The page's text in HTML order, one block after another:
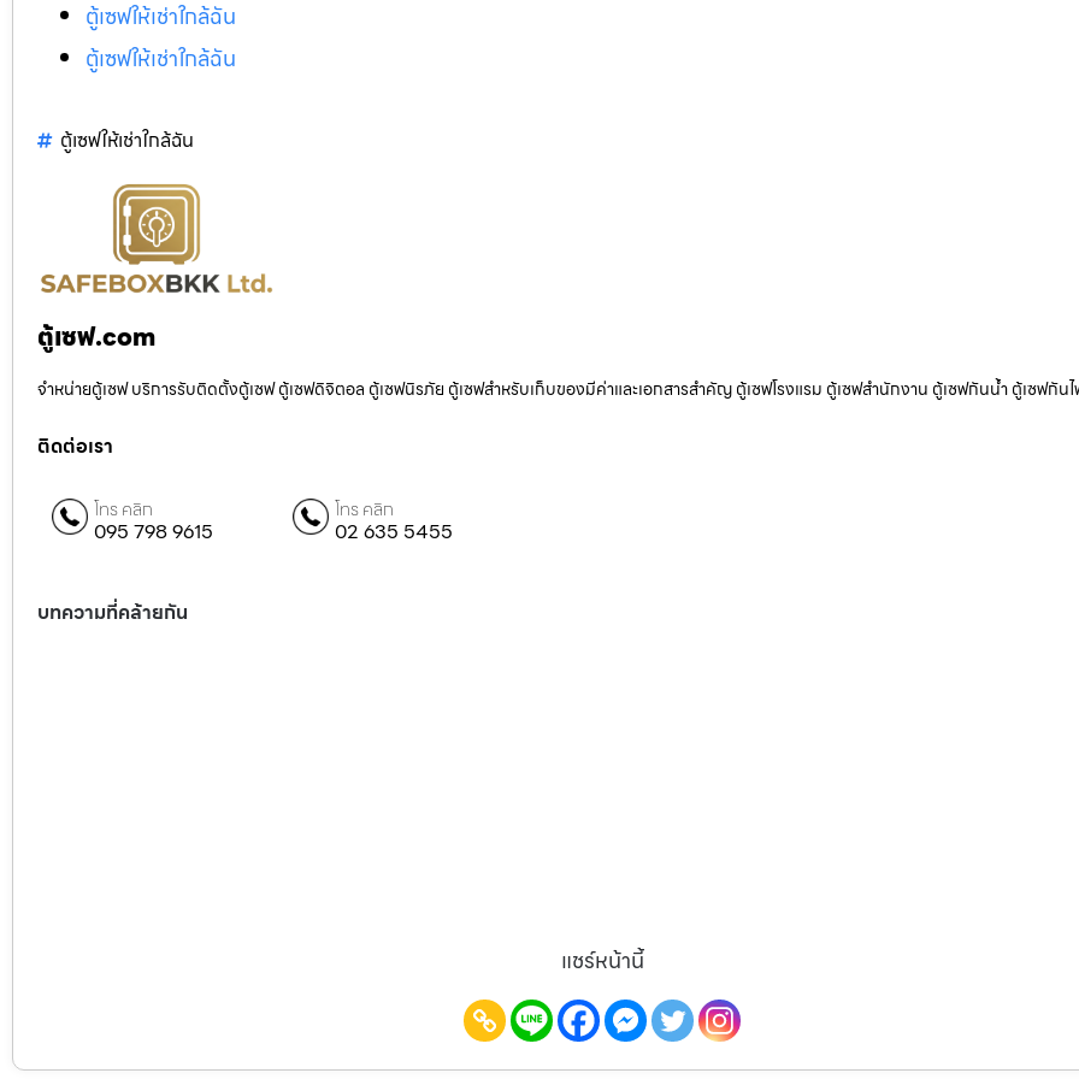
ตู้เซฟให้เช่าใกล้ฉัน
ตู้เซฟให้เช่าใกล้ฉัน
ตู้เซฟให้เช่าใกล้ฉัน
ตู้เซฟ.com
จำหน่ายตู้เซฟ บริการรับติดตั้งตู้เซฟ ตู้เซฟดิจิตอล ตู้เซฟนิรภัย ตู้เซฟสำหรับเก็บของมีค่าและเอกสารสำคัญ ตู้เซฟโรงแรม ตู้เซฟสำนักงาน ตู้เซฟกันน้ำ ตู้เซฟกัน
ติดต่อเรา
โทร คลิก
095 798 9615
โทร คลิก
02 635 5455
บทความที่คล้ายกัน
แชร์หน้านี้